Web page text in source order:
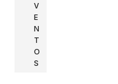
V
E
N
T
O
S